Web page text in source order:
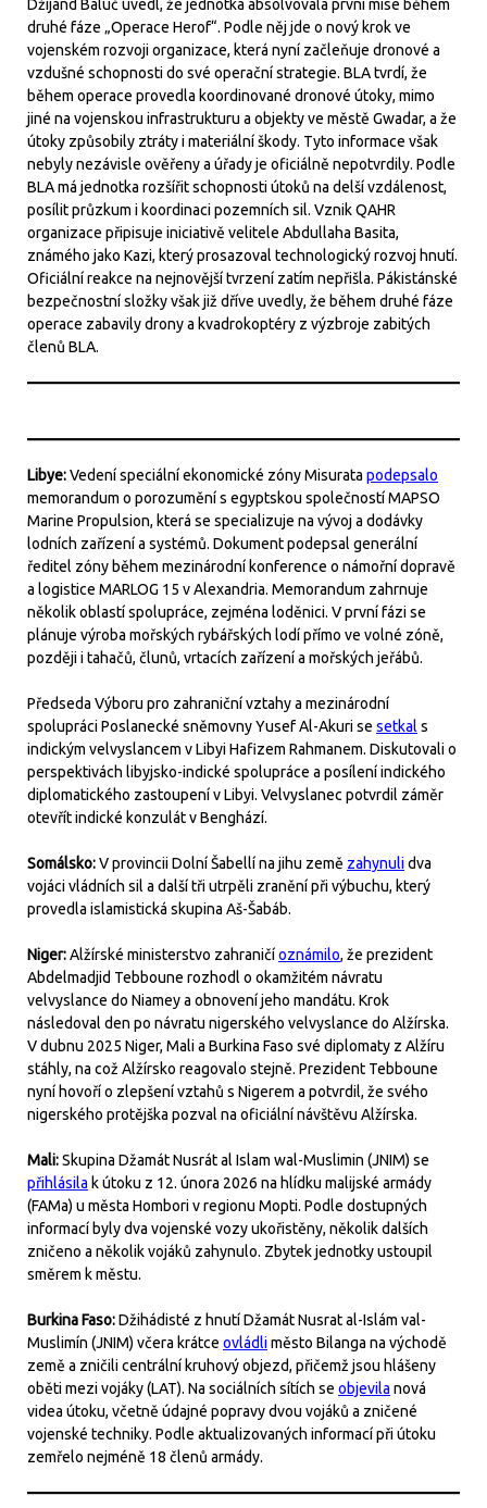
Džijánd Balúč uvedl, že jednotka absolvovala první mise během
druhé fáze „Operace Herof“. Podle něj jde o nový krok ve
vojenském rozvoji organizace, která nyní začleňuje dronové a
vzdušné schopnosti do své operační strategie. BLA tvrdí, že
během operace provedla koordinované dronové útoky, mimo
jiné na vojenskou infrastrukturu a objekty ve městě Gwadar, a že
útoky způsobily ztráty i materiální škody. Tyto informace však
nebyly nezávisle ověřeny a úřady je oficiálně nepotvrdily. Podle
BLA má jednotka rozšířit schopnosti útoků na delší vzdálenost,
posílit průzkum i koordinaci pozemních sil. Vznik QAHR
organizace připisuje iniciativě velitele Abdullaha Basita,
známého jako Kazi, který prosazoval technologický rozvoj hnutí.
Oficiální reakce na nejnovější tvrzení zatím nepřišla. Pákistánské
bezpečnostní složky však již dříve uvedly, že během druhé fáze
operace zabavily drony a kvadrokoptéry z výzbroje zabitých
členů BLA.
Libye:Vedení speciální ekonomické zóny Misurata podepsalo
memorandum o porozumění s egyptskou společností MAPSO
Marine Propulsion, která se specializuje na vývoj a dodávky
lodních zařízení a systémů. Dokument podepsal generální
ředitel zóny během mezinárodní konference o námořní dopravě
a logistice MARLOG 15 v Alexandria. Memorandum zahrnuje
několik oblastí spolupráce, zejména loděnici. V první fázi se
plánuje výroba mořských rybářských lodí přímo ve volné zóně,
později i tahačů, člunů, vrtacích zařízení a mořských jeřábů.
Předseda Výboru pro zahraniční vztahy a mezinárodní
spolupráci Poslanecké sněmovny Yusef Al-Akuri se setkal s
indickým velvyslancem v Libyi Hafizem Rahmanem. Diskutovali o
perspektivách libyjsko-indické spolupráce a posílení indického
diplomatického zastoupení v Libyi. Velvyslanec potvrdil záměr
otevřít indické konzulát v Benghází.
Somálsko:V provincii Dolní Šabellí na jihu země zahynulidva
vojáci vládních sil a další tři utrpěli zranění při výbuchu, který
provedla islamistická skupina Aš-Šabáb.
Niger:Alžírské ministerstvo zahraničíoznámilo, že prezident
Abdelmadjid Tebboune rozhodl o okamžitém návratu
velvyslance do Niamey a obnovení jeho mandátu. Krok
následoval den po návratu nigerského velvyslance do Alžírska.
V dubnu 2025 Niger, Mali a Burkina Faso své diplomaty z Alžíru
stáhly, na což Alžírsko reagovalo stejně. Prezident Tebboune
nyní hovoří o zlepšení vztahů s Nigerem a potvrdil, že svého
nigerského protějška pozval na oficiální návštěvu Alžírska.
Mali:Skupina Džamát Nusrát al Islam wal-Muslimin (JNIM) se
přihlásila k útoku z 12. února 2026 na hlídku malijské armády
(FAMa) u města Hombori v regionu Mopti. Podle dostupných
informací byly dva vojenské vozy ukořistěny, několik dalších
zničeno a několik vojáků zahynulo. Zbytek jednotky ustoupil
směrem k městu.
Burkina Faso:Džihádisté z hnutí Džamát Nusrat al-Islám val-
Muslimín (JNIM) včera krátce ovládliměsto Bilanga na východě
země a zničili centrální kruhový objezd, přičemž jsou hlášeny
oběti mezi vojáky (LAT). Na sociálních sítích se objevila nová
videa útoku, včetně údajné popravy dvou vojáků a zničené
vojenské techniky. Podle aktualizovaných informací při útoku
zemřelo nejméně 18 členů armády.